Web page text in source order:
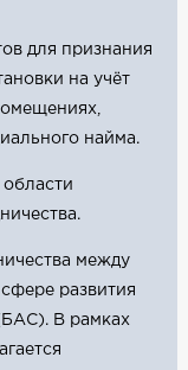
для признания
на учёт
найма.
между
развития
В рамках